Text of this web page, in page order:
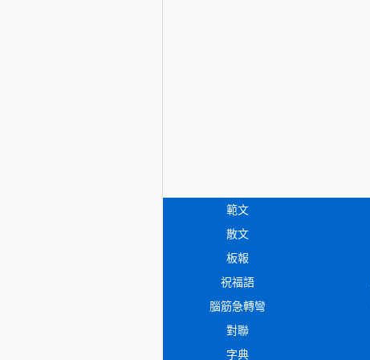
範文
散文
板報
祝福語
腦筋急轉彎
對聯
字典